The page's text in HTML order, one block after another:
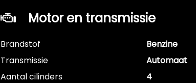
Motor en transmissie
Brandstof
Benzine
Transmissie
Automaat
Aantal cilinders
4